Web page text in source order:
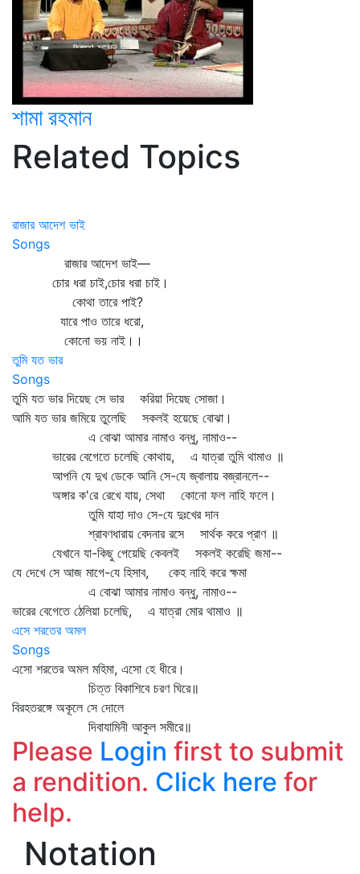
শামা রহমান
Related Topics
রাজার আদেশ ভাই
Songs
রাজার আদেশ ভাই—
চোর ধরা চাই,চোর ধরা চাই।
কোথা তারে পাই?
যারে পাও তারে ধরো,
কোনো ভয় নাই।।
তুমি যত ভার
Songs
তুমি যত ভার দিয়েছ সে ভার করিয়া দিয়েছ সোজা।
আমি যত ভার জমিয়ে তুলেছি সকলই হয়েছে বোঝা।
এ বোঝা আমার নামাও বন্ধু, নামাও--
ভারের বেগেতে চলেছি কোথায়, এ যাত্রা তুমি থামাও ॥
আপনি যে দুখ ডেকে আনি সে-যে জ্বালায় বজ্রানলে--
অঙ্গার ক'রে রেখে যায়, সেথা কোনো ফল নাহি ফলে।
তুমি যাহা দাও সে-যে দুঃখের দান
শ্রাবণধারায় বেদনার রসে সার্থক করে প্রাণ ॥
যেখানে যা-কিছু পেয়েছি কেবলই সকলই করেছি জমা--
যে দেখে সে আজ মাগে-যে হিসাব, কেহ নাহি করে ক্ষমা
এ বোঝা আমার নামাও বন্ধু, নামাও--
ভারের বেগেতে ঠেলিয়া চলেছি, এ যাত্রা মোর থামাও ॥
এসে শরতের অমল
Songs
এসো শরতের অমল মহিমা, এসো হে ধীরে।
চিত্ত বিকাশিবে চরণ ঘিরে॥
বিরহতরঙ্গে অকূলে সে দোলে
দিবাযামিনী আকুল সমীরে॥
Please Login first to submit
a rendition. Click here for
help.
Notation